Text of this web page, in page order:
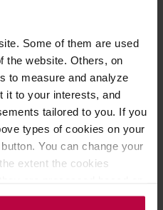
Some of them are used
the website. Others, on
to measure and analyze
it to your interests, and
tailored to you. If you
types of cookies on your
button. You can change your
extent the cookies
GOOD S.A., ul.
Thin
zł